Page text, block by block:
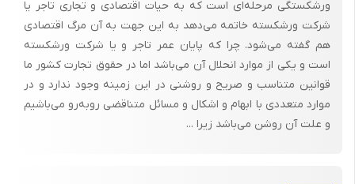
ورشکستگى مرحله‌اى است که به حیات اقتصادى و تجارى تاجر یا
شرکت ورشکسته خاتمه مى‌دهد به این جهت به آن مرگ اقتصادى
هم گفته مى‌شود. چرا که پایان عمر تاجر و یا شرکت ورشکسته
است و یکى از موارد انحلال آن مى‌باشد اما در حقوق تجارت کشور ما
قوانین متناسب و صریح و روشنى در این زمینه وجود ندارد و در
موارد متعددى با ابهام و اشکال و مسائل متناقضى روبه‌رو مى‌باشیم
و علت آن روشن مى‌باشد زیرا ...